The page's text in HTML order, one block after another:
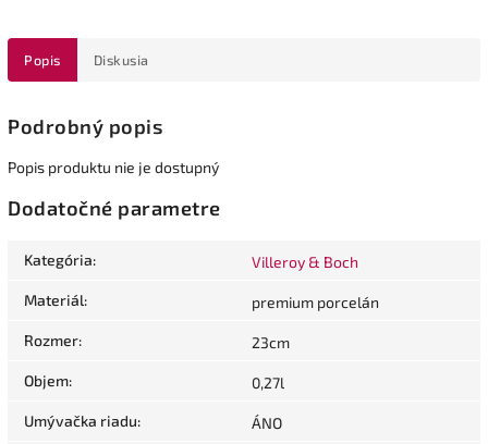
Popis Diskusia
Podrobný popis
Popis produktu nie je dostupný
Dodatočné parametre
Kategória: Villeroy & Boch
Materiál: premium porcelán
Rozmer: 23cm
Objem: 0,27l
Umývačka riadu: ÁNO